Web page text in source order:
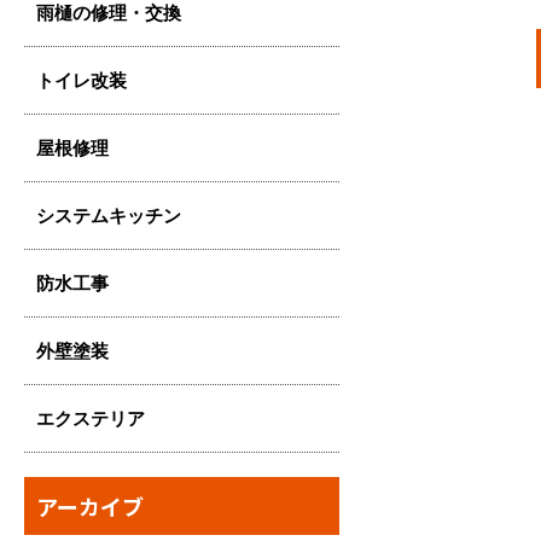
雨樋の修理・交換
トイレ改装
屋根修理
システムキッチン
防水工事
外壁塗装
エクステリア
アーカイブ